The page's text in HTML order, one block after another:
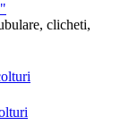
clicheti,